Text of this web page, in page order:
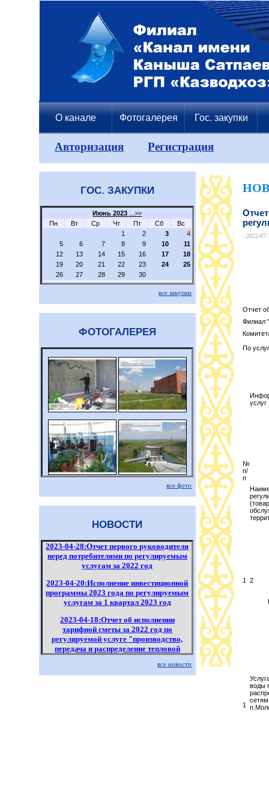
О канале Фотогалерея Гос. закупки
Авторизация Регистрация
ГОС. ЗАКУПКИ
Июнь 2023
...>>
Пн
Вт Ср Чт Пт Сб
Вс
1
2 3
4
5
6 7 8 9 10
11
12
13 14 15 16 17
18
19
20 21 22 23 24
25
26
27 28 29 30
все закупки
ФОТОГАЛЕРЕЯ
все фото
НОВОСТИ
2023-04-28:Отчет первого руководителя
перед потребителями по регулируемым
услугам за 2022 год
2023-04-20:Исполнение инвестиционной
программы 2023 года по регулируемым
услугам за 1 квартал 2023 год
2023-04-18:Отчет об исполнении
тарифной сметы за 2022 год по
регулируемой услуге "производство,
передача и распределение тепловой
энергии" КУЭ
2023-04-18:Исполнение инвестиционной
все новости
::2022-07-
Отчет
По
№
п/
п
услуг
1 2
1
воды
сетям